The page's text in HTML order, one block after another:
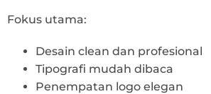
Fokus utama:
Desain clean dan profesional
Tipografi mudah dibaca
Penempatan logo elegan